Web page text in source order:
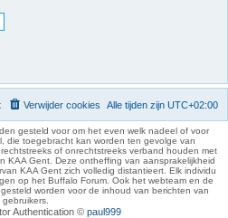
Alle tijden zijn UTC+02:00
Verwijder cookies
gesteld voor om het even welk nadeel of voor
die toegebracht kan worden ten gevolge van
of onrechtstreeks verband houden met
KAA Gent. Deze ontheffing van aansprakelijkheid
KAA Gent zich volledig distantieert. Elk individu
op het Buffalo Forum. Ook het webteam en de
worden voor de inhoud van berichten van
gebruikers.
Authentication © paul999